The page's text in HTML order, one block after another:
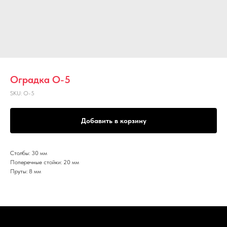
Оградка О-5
SKU: О-5
Добавить в корзину
Столбы: 30 мм
Поперечные стойки: 20 мм
Пруты: 8 мм